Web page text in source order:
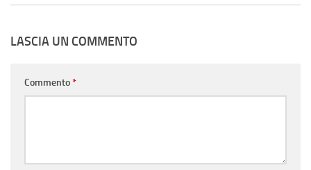
LASCIA UN COMMENTO
Commento*